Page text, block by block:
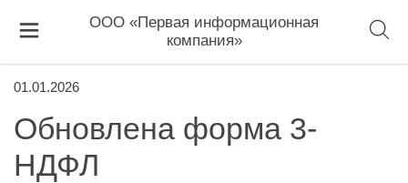
ООО «Первая информационная
компания»
01.01.2026
Обновлена форма 3-
НДФЛ